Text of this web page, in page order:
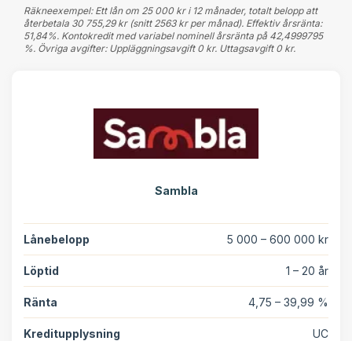
Räkneexempel: Ett lån om 25 000 kr i 12 månader, totalt belopp att
återbetala 30 755,29 kr (snitt 2563 kr per månad). Effektiv årsränta:
51,84%. Kontokredit med variabel nominell årsränta på 42,4999795
%. Övriga avgifter: Uppläggningsavgift 0 kr. Uttagsavgift 0 kr.
Sambla
Lånebelopp 5 000 – 600 000 kr
Löptid 1 – 20 år
Ränta 4,75 – 39,99 %
Kreditupplysning UC